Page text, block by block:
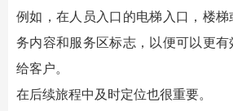
例如，在人员入口的电梯入口，楼
务内容和服务区标志，以便可以更
给客户。
在后续旅程中及时定位也很重要。